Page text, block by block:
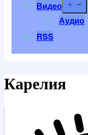
Видео
Аудио
RSS
Карелия